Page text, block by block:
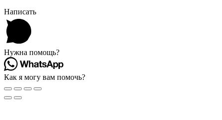
Написать
Нужна помощь?
Как я могу вам помочь?